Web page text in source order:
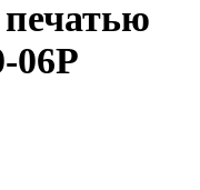
06P